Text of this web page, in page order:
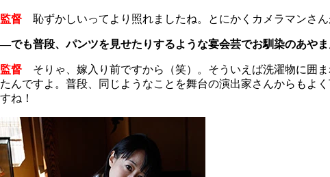
監督 恥ずかしいってより照れましたね。とにかくカメラマンさ
―でも普段、パンツを見せたりするような宴会芸でお馴染のあや
監督 そりゃ、嫁入り前ですから（笑）。そういえば洗濯物に囲
たんですよ。普段、同じようなことを舞台の演出家さんからもよ
すね！